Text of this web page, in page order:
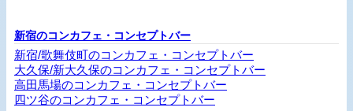
新宿のコンカフェ・コンセプトバー
新宿/歌舞伎町のコンカフェ・コンセプトバー
大久保/新大久保のコンカフェ・コンセプトバー
高田馬場のコンカフェ・コンセプトバー
四ツ谷のコンカフェ・コンセプトバー